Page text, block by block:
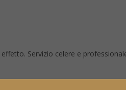
Servizio celere e